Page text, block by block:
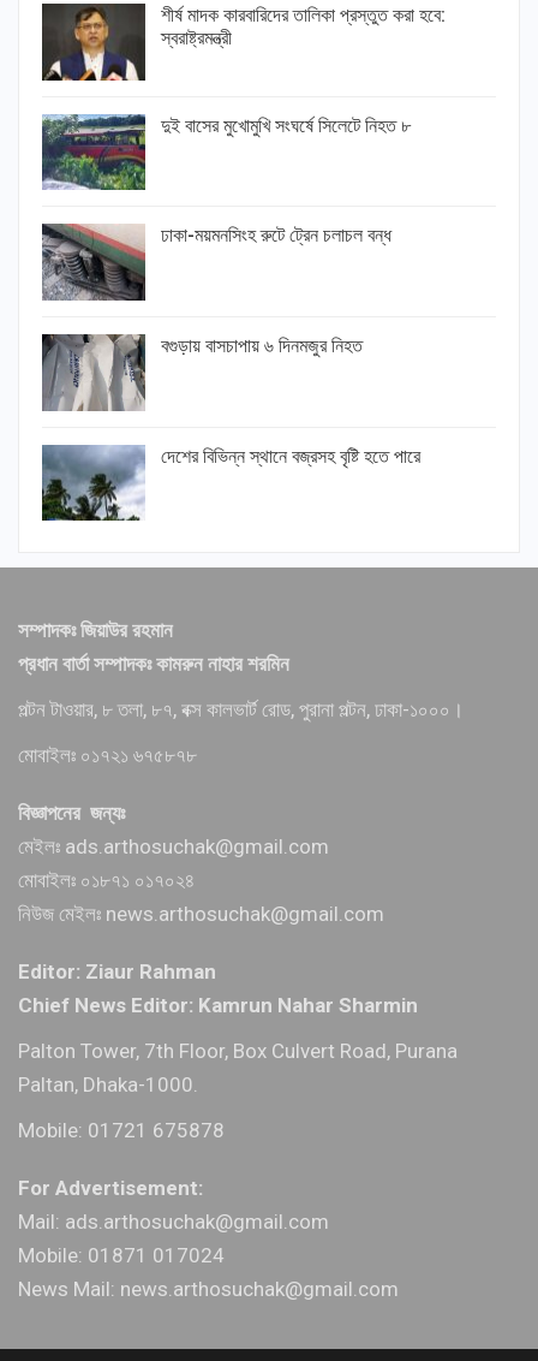
শীর্ষ মাদক কারবারিদের তালিকা প্রস্তুত করা হবে:
স্বরাষ্ট্রমন্ত্রী
দুই বাসের মুখোমুখি সংঘর্ষে সিলেটে নিহত ৮
ঢাকা-ময়মনসিংহ রুটে ট্রেন চলাচল বন্ধ
বগুড়ায় বাসচাপায় ৬ দিনমজুর নিহত
দেশের বিভিন্ন স্থানে বজ্রসহ বৃষ্টি হতে পারে
সম্পাদকঃ জিয়াউর রহমান
প্রধান বার্তা সম্পাদকঃ কামরুন নাহার শরমিন
পল্টন টাওয়ার, ৮ তলা, ৮৭, বক্স কালভার্ট রোড, পুরানা পল্টন, ঢাকা-১০০০।
মোবাইলঃ ০১৭২১ ৬৭৫৮৭৮
বিজ্ঞাপনের জন্যঃ
মেইলঃ ads.arthosuchak@gmail.com
মোবাইলঃ ০১৮৭১ ০১৭০২৪
নিউজ মেইলঃ news.arthosuchak@gmail.com
Editor: Ziaur Rahman
Chief News Editor: Kamrun Nahar Sharmin
Palton Tower, 7th Floor, Box Culvert Road, Purana
Paltan, Dhaka-1000.
Mobile: 01721 675878
For Advertisement:
Mail: ads.arthosuchak@gmail.com
Mobile: 01871 017024
News Mail: news.arthosuchak@gmail.com